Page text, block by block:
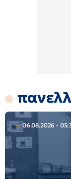
06.08.2026 -